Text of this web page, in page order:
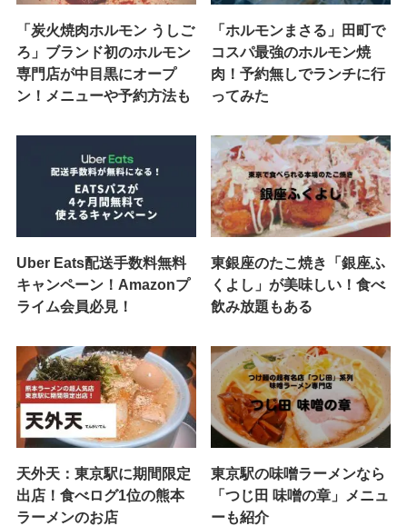
「炭火焼肉ホルモン うしご
ろ」ブランド初のホルモン
専門店が中目黒にオープ
ン！メニューや予約方法も
「ホルモンまさる」田町で
コスパ最強のホルモン焼
肉！予約無しでランチに行
ってみた
Uber Eats配送手数料無料
キャンペーン！Amazonプ
ライム会員必見！
東銀座のたこ焼き「銀座ふ
くよし」が美味しい！食べ
飲み放題もある
天外天：東京駅に期間限定
出店！食べログ1位の熊本
ラーメンのお店
東京駅の味噌ラーメンなら
「つじ田 味噌の章」メニュ
ーも紹介